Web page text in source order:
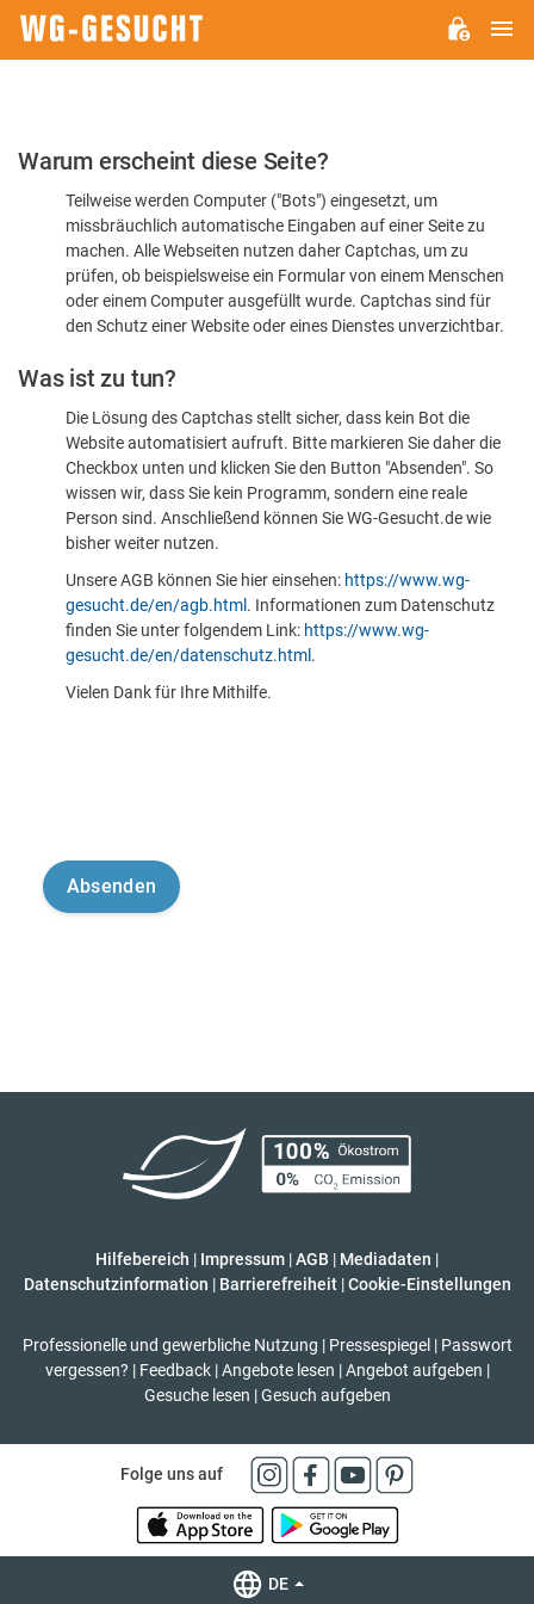
Bitte
dass
sind
Warum erscheint diese Seite?
Teilweise werden Computer ("Bots") eingesetzt, um
missbräuchlich automatische Eingaben auf einer Seite zu
machen. Alle Webseiten nutzen daher Captchas, um zu
prüfen, ob beispielsweise ein Formular von einem Menschen
oder einem Computer ausgefüllt wurde. Captchas sind für
den Schutz einer Website oder eines Dienstes unverzichtbar.
Was ist zu tun?
Die Lösung des Captchas stellt sicher, dass kein Bot die
Website automatisiert aufruft. Bitte markieren Sie daher die
Checkbox unten und klicken Sie den Button "Absenden". So
wissen wir, dass Sie kein Programm, sondern eine reale
Person sind. Anschließend können Sie WG-Gesucht.de wie
bisher weiter nutzen.
Unsere AGB können Sie hier einsehen: https://www.wg-
gesucht.de/en/agb.html . Informationen zum Datenschutz
finden Sie unter folgendem Link: https://www.wg-
gesucht.de/en/datenschutz.html .
Vielen Dank für Ihre Mithilfe.
Hilfebereich | Impressum |AGB | Mediadaten |
Datenschutzinformation | Barrierefreiheit | Cookie-Einstellungen
Professionelle und gewerbliche Nutzung | Pressespiegel | Passwort
vergessen? | Feedback | Angebote lesen | Angebot aufgeben |
Gesuche lesen | Gesuch aufgeben
Folge uns auf
DE